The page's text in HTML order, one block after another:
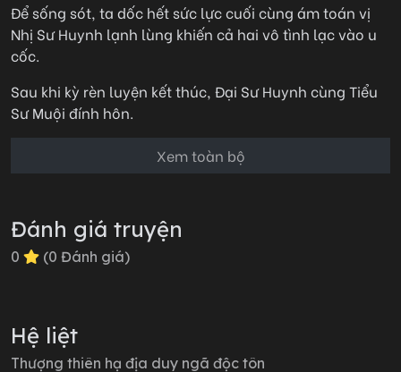
Để sống sót, ta dốc hết sức lực cuối cùng ám toán vị
Nhị Sư Huynh lạnh lùng khiến cả hai vô tình lạc vào u
cốc.
Sau khi kỳ rèn luyện kết thúc, Đại Sư Huynh cùng Tiểu
Sư Muội đính hôn.
Hắn cười khuyên ta quay về chính đạo, nói thói đoạn
tụ này, thế gian không dung thứ được.
đẫm mùi của Nhị Sư Huynh,
Kẻ xưa nay nổi danh ôn nhu bỗng đi/ên cuồ/ng: "Tri
Xem toàn bộ
Đánh giá truyện
0 (0 Đánh giá)
Hệ liệt
Thượng thiên hạ địa duy ngã độc tôn